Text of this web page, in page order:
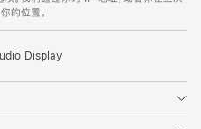
的位置。
Display